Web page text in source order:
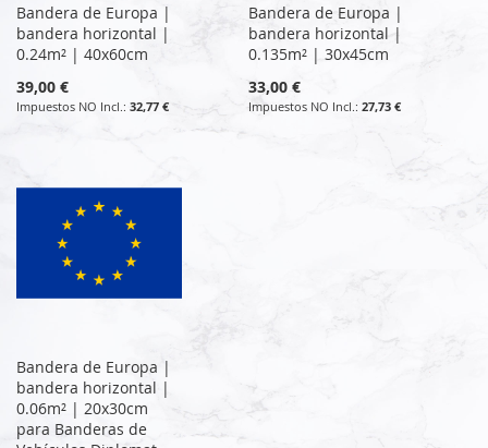
Bandera de Europa |
bandera horizontal |
0.24m² | 40x60cm
39,00 €
32,77 €
Bandera de Europa |
bandera horizontal |
0.135m² | 30x45cm
33,00 €
27,73 €
Bandera de Europa |
bandera horizontal |
0.06m² | 20x30cm
para Banderas de